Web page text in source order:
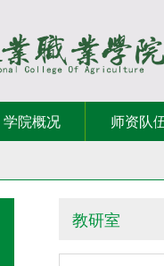
学院概况 师资队
教研室